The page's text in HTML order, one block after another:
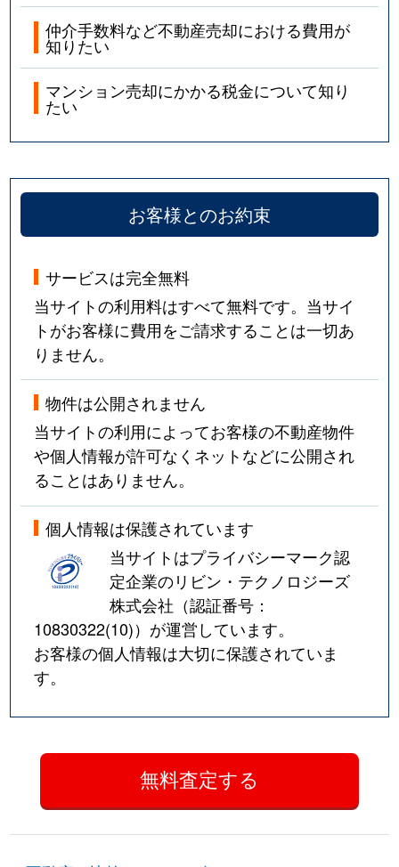
仲介手数料など不動産売却における費用が
知りたい
マンション売却にかかる税金について知り
たい
お客様とのお約束
サービスは完全無料
当サイトの利用料はすべて無料です。当サイ
トがお客様に費用をご請求することは一切あ
りません。
物件は公開されません
当サイトの利用によってお客様の不動産物件
や個人情報が許可なくネットなどに公開され
ることはありません。
個人情報は保護されています
当サイトはプライバシーマーク認
定企業のリビン・テクノロジーズ
株式会社（認証番号：
10830322(10)）が運営しています。
お客様の個人情報は大切に保護されていま
す。